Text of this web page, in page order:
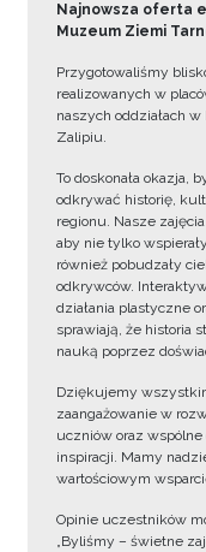
Najnowsza oferta
Muzeum Ziemi
Przygotowaliśmy
realizowanych w
naszych oddziałach w
Zalipiu.
To doskonała okazja,
odkrywać historię,
regionu. Nasze
aby nie tylko
również pobudzały
odkrywców.
działania plastyczne
sprawiają, że historia
nauką poprzez
Dziękujemy
zaangażowanie w
uczniów oraz
inspiracji. Mamy
wartościowym
Opinie uczestników
„Byliśmy – świetne